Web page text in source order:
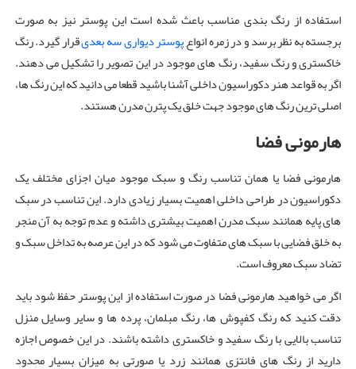
استفاده از رنگ بندی مناسب باعث شده است این پوستر نیز به صورت
برجسته به نظر برسد و در زمره انواعپوستر دیواری سه بعدیقرار گیرد. رنگ
خاکستری و رنگ سفید، رنگ های موجود در این تصویر را تشکیل می دهند.
اگر به قواعد هنر دکوراسیون داخلی آشنا باشید قطعا می دانید که این رنگ ها،
اصلی ترین رنگ های موجود جهت خلق یک پترن مدرن هستند.
هارمونی فضا
هارمونی فضا یا همان تناسب رنگ و سبک موجود میان اجزای مختلف یک
دکوراسیون در طراحی داخلی اهمیت بسیار زیادی دارد. این تناسب در سبک
های پایه همانند سبک مدرن اهمیت بیشتری داشته و عدم توجه به آن منجر
به خلق فضایی با سبک های متفاوت می شود که در این عرصه به تداخل سبک و
تضاد سبک معروف است.
اگر می خواهید هارمونی فضا در صورت استفاده از این پوستر حفظ شود باید
دقت کنید که رنگ کفپوش ها، رنگ مبلمان، پرده ها و سایر وسایل منزل
تناسب بالایی با رنگ سفید و خاکستری داشته باشند. در این خصوص اجازه
دارید از رنگ های فانتزی همانند زرد یا صورتی به میزان بسیار محدود